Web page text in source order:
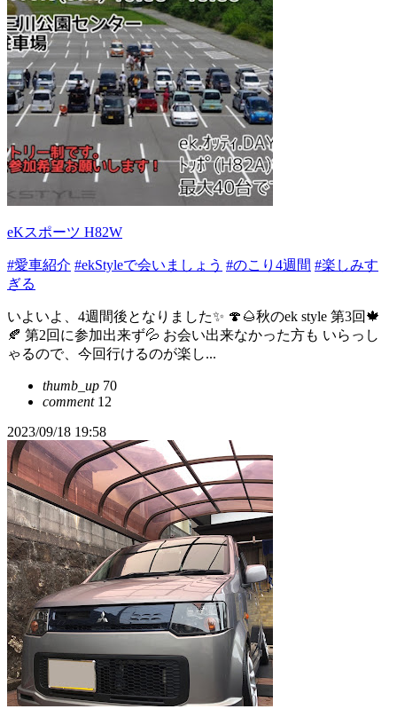
eKスポーツ H82W
#愛車紹介 #ekStyleで会いましょう #のこり4週間 #楽しみす
ぎる
いよいよ、4週間後となりました✨ 🍄🌰秋のek style 第3回🍁
🍂 第2回に参加出来ず💦 お会い出来なかった方も いらっし
ゃるので、今回行けるのが楽し...
thumb_up 70
comment12
2023/09/18 19:58